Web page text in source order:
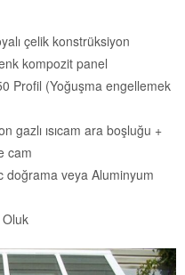
çelik konstrüksiyon
kompozit panel
Profil (Yoğuşma engellemek
ısıcam ara boşluğu +
cam
doğrama veya Aluminyum